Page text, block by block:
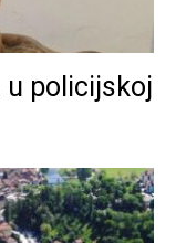
u policijskoj